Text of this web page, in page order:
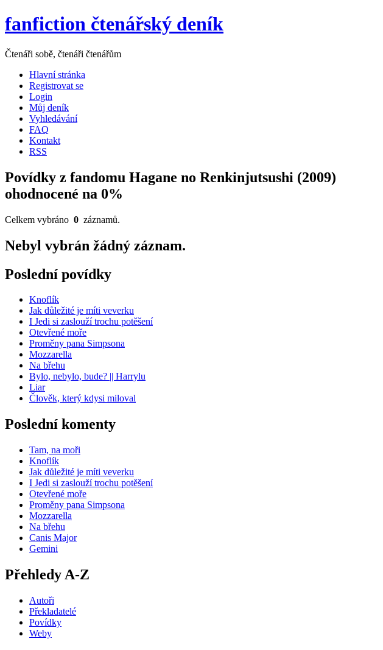
fanfiction čtenářský deník
Čtenáři sobě, čtenáři čtenářům
Hlavní stránka
Registrovat se
Login
Můj deník
Vyhledávání
FAQ
Kontakt
RSS
Povídky z fandomu Hagane no Renkinjutsushi (2009)
ohodnocené na 0%
Celkem vybráno 0 záznamů.
Nebyl vybrán žádný záznam.
Poslední povídky
Knoflík
Jak důležité je míti veverku
I Jedi si zaslouží trochu potěšení
Otevřené moře
Proměny pana Simpsona
Mozzarella
Na břehu
Bylo, nebylo, bude? || Harrylu
Liar
Člověk, který kdysi miloval
Poslední komenty
Tam, na moři
Knoflík
Jak důležité je míti veverku
I Jedi si zaslouží trochu potěšení
Otevřené moře
Proměny pana Simpsona
Mozzarella
Na břehu
Canis Major
Gemini
Přehledy A-Z
Autoři
Překladatelé
Povídky
Weby